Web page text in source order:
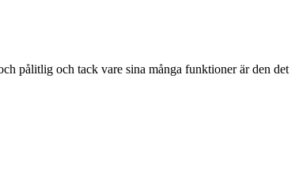
pålitlig och tack vare sina många funktioner är den det